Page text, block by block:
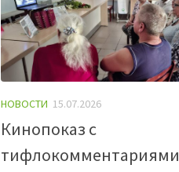
НОВОСТИ 15.07.2026
Кинопоказ с
тифлокомментариями